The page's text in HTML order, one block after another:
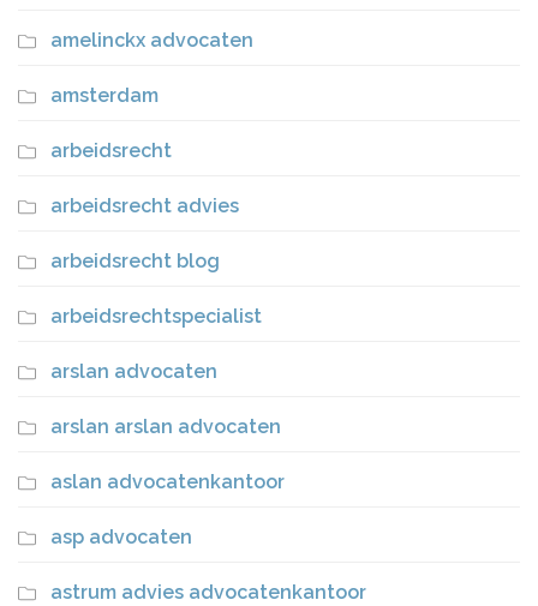
amelinckx advocaten
amsterdam
arbeidsrecht
arbeidsrecht advies
arbeidsrecht blog
arbeidsrechtspecialist
arslan advocaten
arslan arslan advocaten
aslan advocatenkantoor
asp advocaten
astrum advies advocatenkantoor